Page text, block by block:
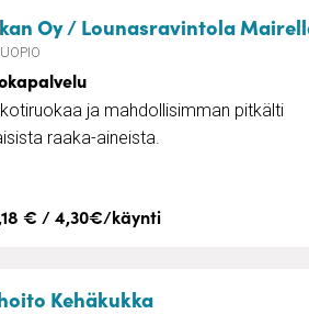
Oy / Lounasravintola
ja mahdollisimman pitkälti
raaka-aineista.
€ / 4,30€/käynti
Kehäkukka– Jalkahoito